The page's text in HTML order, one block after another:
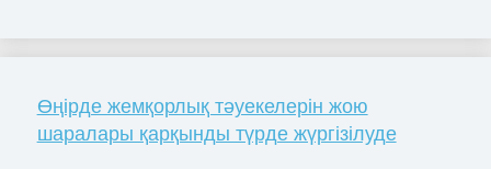
Өңірде жемқорлық тәуекелерін жою
шаралары қарқынды түрде жүргізілуде